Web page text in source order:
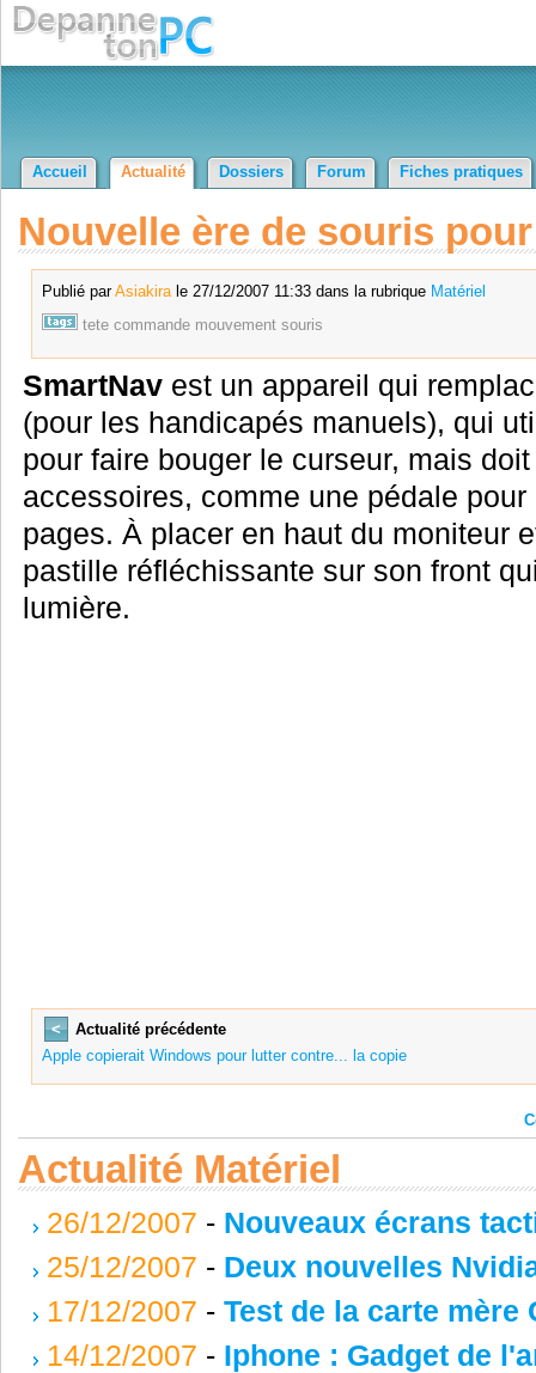
Accueil Actualité Dossiers Forum Fiches pratiques
Nouvelle ère de souris
Publié parAsiakirale 27/12/2007 11:33 dans la rubrique Matériel
tete commande mouvement souris
SmartNavest un appareil qui
(pour les handicapés manuels), qui
pour faire bouger le curseur, mais
accessoires, comme une pédale
pages. À placer en haut du moniteur
pastille réfléchissante sur son front
lumière.
<
Actualité précédente
Apple copierait Windows pour lutter contre... la copie
Actualité Matériel
26/12/2007 - Nouveaux écrans
25/12/2007 - Deux nouvelles
17/12/2007 - Test de la carte mère
14/12/2007 - Iphone : Gadget de